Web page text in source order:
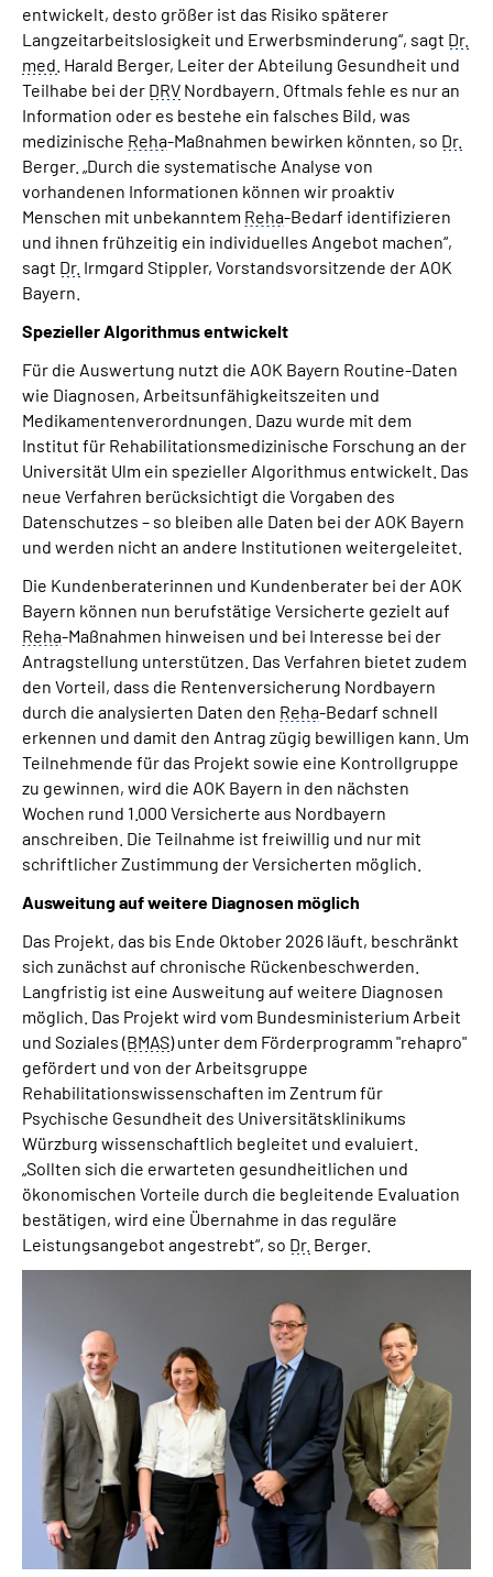
entwickelt, desto größer ist das Risiko späterer
Langzeitarbeitslosigkeit und Erwerbsminderung“, sagt Dr.
med. Harald Berger, Leiter der Abteilung Gesundheit und
Teilhabe bei der DRV Nordbayern. Oftmals fehle es nur an
Information oder es bestehe ein falsches Bild, was
medizinische Reha-Maßnahmen bewirken könnten, so Dr.
Berger. „Durch die systematische Analyse von
vorhandenen Informationen können wir proaktiv
Menschen mit unbekanntem Reha-Bedarf identifizieren
und ihnen frühzeitig ein individuelles Angebot machen“,
sagt Dr. Irmgard Stippler, Vorstandsvorsitzende der AOK
Bayern.
Spezieller Algorithmus entwickelt
Für die Auswertung nutzt die AOK Bayern Routine-Daten
wie Diagnosen, Arbeitsunfähigkeitszeiten und
Medikamentenverordnungen. Dazu wurde mit dem
Institut für Rehabilitationsmedizinische Forschung an der
Universität Ulm ein spezieller Algorithmus entwickelt. Das
neue Verfahren berücksichtigt die Vorgaben des
Datenschutzes – so bleiben alle Daten bei der AOK Bayern
und werden nicht an andere Institutionen weitergeleitet.
Die Kundenberaterinnen und Kundenberater bei der AOK
Bayern können nun berufstätige Versicherte gezielt auf
Reha-Maßnahmen hinweisen und bei Interesse bei der
Antragstellung unterstützen. Das Verfahren bietet zudem
den Vorteil, dass die Rentenversicherung Nordbayern
durch die analysierten Daten den Reha-Bedarf schnell
erkennen und damit den Antrag zügig bewilligen kann. Um
Teilnehmende für das Projekt sowie eine Kontrollgruppe
zu gewinnen, wird die AOK Bayern in den nächsten
Wochen rund 1.000 Versicherte aus Nordbayern
anschreiben. Die Teilnahme ist freiwillig und nur mit
schriftlicher Zustimmung der Versicherten möglich.
Ausweitung auf weitere Diagnosen möglich
Das Projekt, das bis Ende Oktober 2026 läuft, beschränkt
sich zunächst auf chronische Rückenbeschwerden.
Langfristig ist eine Ausweitung auf weitere Diagnosen
möglich. Das Projekt wird vom Bundesministerium Arbeit
und Soziales (BMAS) unter dem Förderprogramm "rehapro"
gefördert und von der Arbeitsgruppe
Rehabilitationswissenschaften im Zentrum für
Psychische Gesundheit des Universitätsklinikums
Würzburg wissenschaftlich begleitet und evaluiert.
„Sollten sich die erwarteten gesundheitlichen und
ökonomischen Vorteile durch die begleitende Evaluation
bestätigen, wird eine Übernahme in das reguläre
Leistungsangebot angestrebt“, so Dr. Berger.